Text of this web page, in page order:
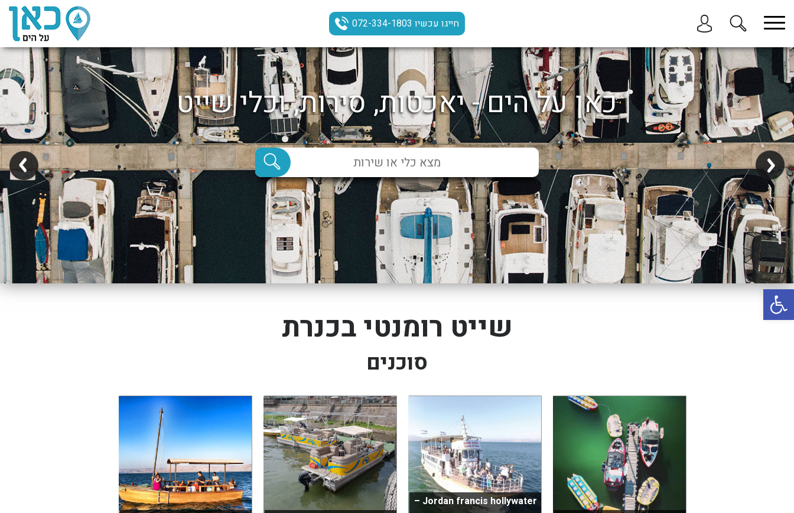
פתח סרגל נגישות
חייגו עכשיו 072-334-1803
בחר תתקטגוריה בחר מיקום
הכל
ביוון / ליוון
בישראל
באילת
במרינה הרצליה
בכנרת
בהרצליה
בתל אביב
באשקלון
באשדוד
בטבריה
ביפו
בטיילת טבריה
בכנרת מחיר / מחירים
בכנרת גינוסר
בכנרת טבריה
בכנרת ילדים
כאן על הים - יאכטות, סירות, וכלי שייט
שייט רומנטי בכנרת
סוכנים
Jordan francis hollywater –